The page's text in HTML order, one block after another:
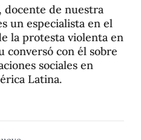
docente de nuestra
un especialista en el
la protesta violenta en
conversó con él sobre
sociales en
Latina.